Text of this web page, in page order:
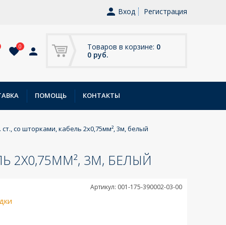
Вход Регистрация
Товаров в корзине: 0
0 руб.
0
ПОМОЩЬ КОНТАКТЫ
со шторками, кабель 2x0,75мм², 3м, белый
2X0,75ММ², 3М, БЕЛЫЙ
Артикул: 001-175-390002-03-00